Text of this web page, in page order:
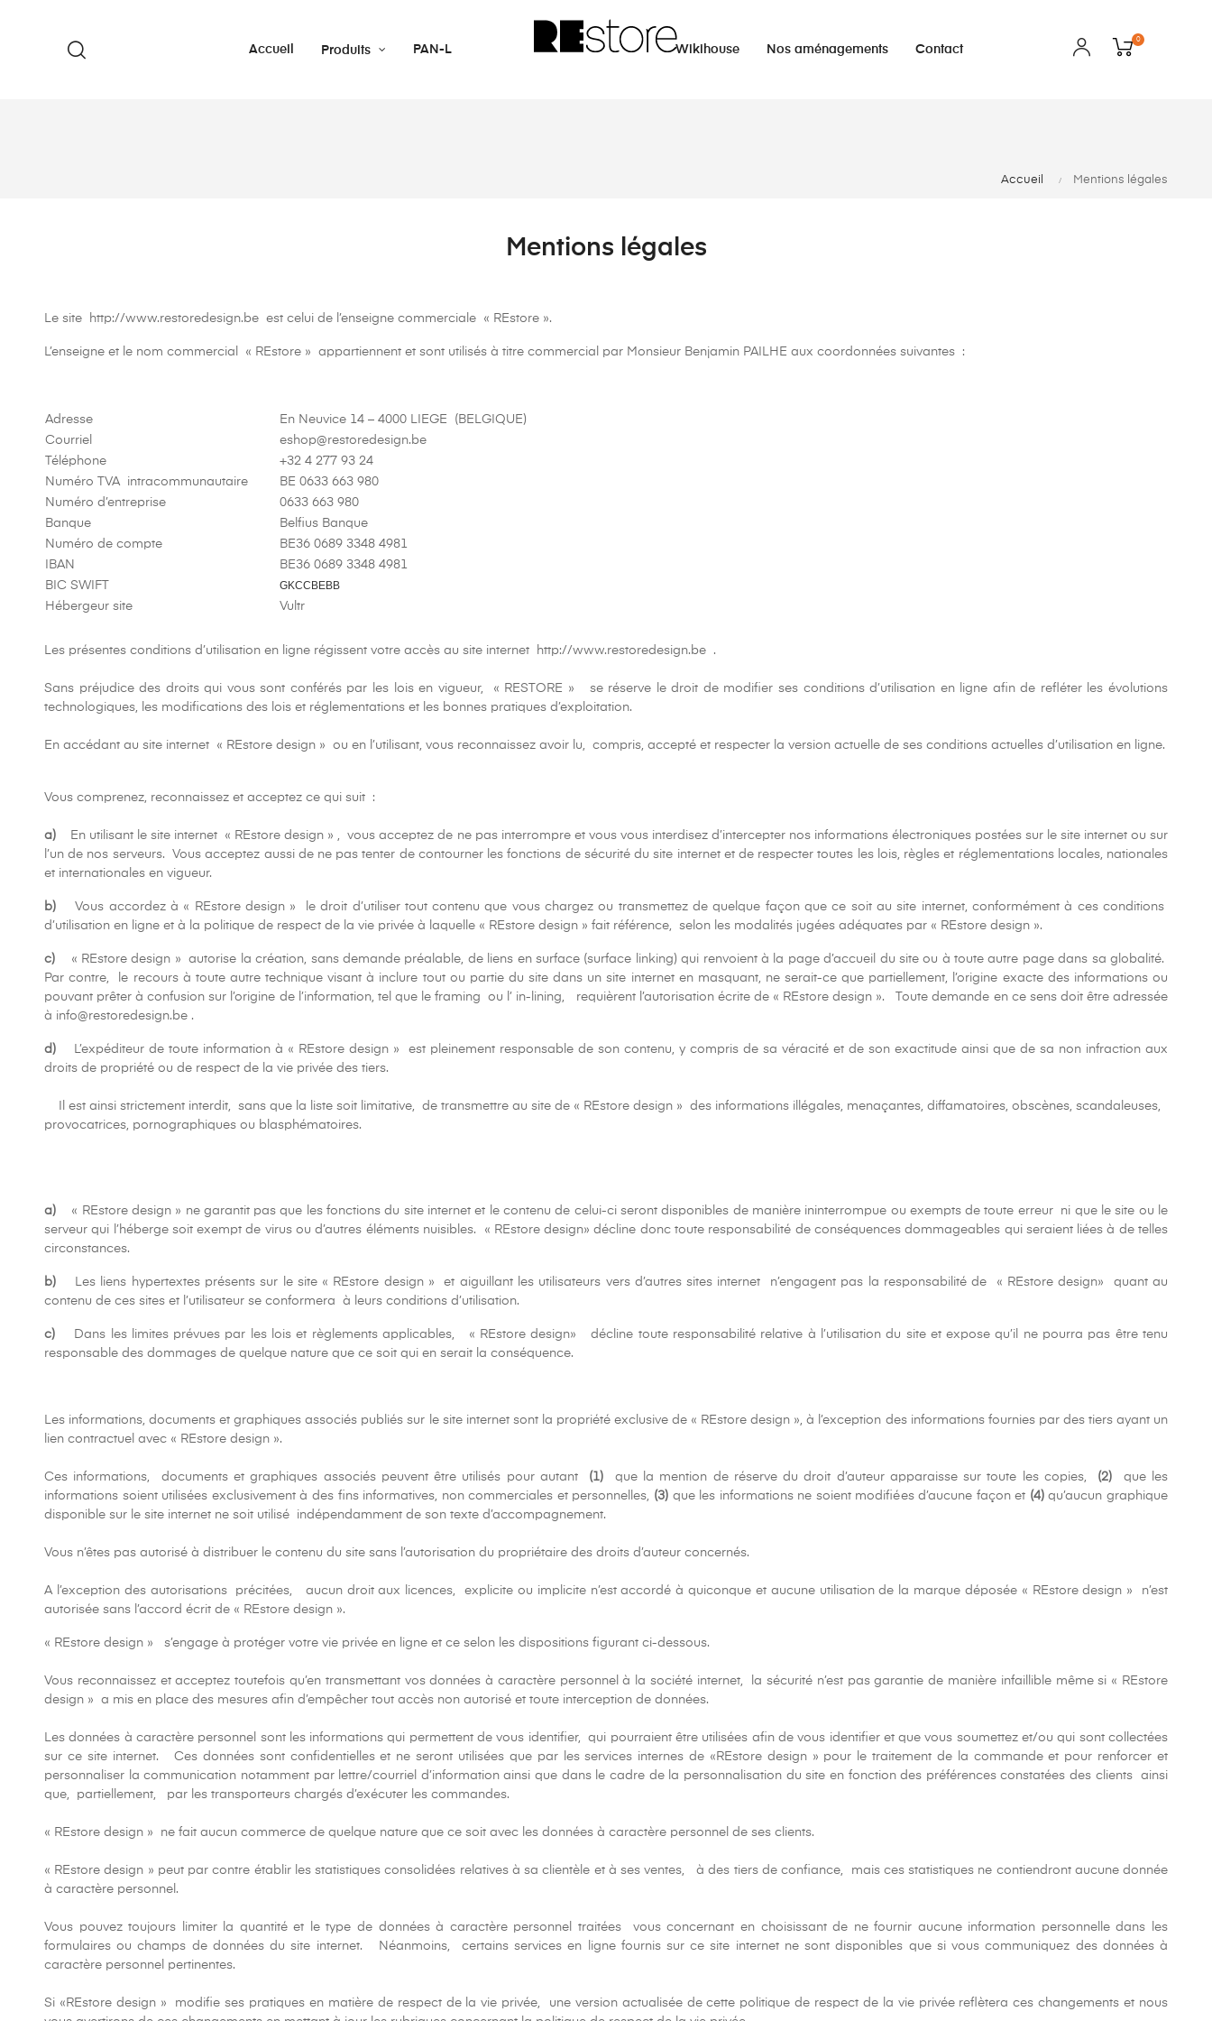
Accueil Produits PAN-L Wikihouse Nos aménagements Contact
0
Accueil Mentions légales
Mentions légales
Le site http://www.restoredesign.be est celui de l’enseigne commerciale « REstore ».
L’enseigne et le nom commercial « REstore » appartiennent et sont utilisés à titre commercial par Monsieur Benjamin PAILHE aux coordonnées suivantes :
Adresse
En Neuvice 14 – 4000 LIEGE (BELGIQUE)
Courriel
eshop@restoredesign.be
Téléphone
+32 4 277 93 24
Numéro TVA intracommunautaire
BE 0633 663 980
Numéro d’entreprise
0633 663 980
Banque
Belfius Banque
Numéro de compte
BE36 0689 3348 4981
IBAN
BE36 0689 3348 4981
BIC SWIFT
GKCCBEBB
Hébergeur site
Vultr
Les présentes conditions d’utilisation en ligne régissent votre accès au site internet http://www.restoredesign.be .
Sans préjudice des droits qui vous sont conférés par les lois en vigueur, « RESTORE » se réserve le droit de modifier ses conditions d’utilisation en ligne afin de refléter les évolutions
technologiques, les modifications des lois et réglementations et les bonnes pratiques d’exploitation.
En accédant au site internet « REstore design » ou en l’utilisant, vous reconnaissez avoir lu, compris, accepté et respecter la version actuelle de ses conditions actuelles d’utilisation en ligne.
Vous comprenez, reconnaissez et acceptez ce qui suit :
a) En utilisant le site internet « REstore design » , vous acceptez de ne pas interrompre et vous vous interdisez d’intercepter nos informations électroniques postées sur le site internet ou sur
l’un de nos serveurs. Vous acceptez aussi de ne pas tenter de contourner les fonctions de sécurité du site internet et de respecter toutes les lois, règles et réglementations locales, nationales
et internationales en vigueur.
b) Vous accordez à « REstore design » le droit d’utiliser tout contenu que vous chargez ou transmettez de quelque façon que ce soit au site internet, conformément à ces conditions
d’utilisation en ligne et à la politique de respect de la vie privée à laquelle « REstore design » fait référence, selon les modalités jugées adéquates par « REstore design ».
c) « REstore design » autorise la création, sans demande préalable, de liens en surface (surface linking) qui renvoient à la page d’accueil du site ou à toute autre page dans sa globalité.
Par contre, le recours à toute autre technique visant à inclure tout ou partie du site dans un site internet en masquant, ne serait-ce que partiellement, l’origine exacte des informations ou
pouvant prêter à confusion sur l’origine de l’information, tel que le framing ou l’ in-lining, requièrent l’autorisation écrite de « REstore design ». Toute demande en ce sens doit être adressée
à info@restoredesign.be .
d) L’expéditeur de toute information à « REstore design » est pleinement responsable de son contenu, y compris de sa véracité et de son exactitude ainsi que de sa non infraction aux
droits de propriété ou de respect de la vie privée des tiers.
Il est ainsi strictement interdit, sans que la liste soit limitative, de transmettre au site de « REstore design » des informations illégales, menaçantes, diffamatoires, obscènes, scandaleuses,
provocatrices, pornographiques ou blasphématoires.
a) « REstore design » ne garantit pas que les fonctions du site internet et le contenu de celui-ci seront disponibles de manière ininterrompue ou exempts de toute erreur ni que le site ou le
serveur qui l’héberge soit exempt de virus ou d’autres éléments nuisibles. « REstore design» décline donc toute responsabilité de conséquences dommageables qui seraient liées à de telles
circonstances.
b)
Les liens hypertextes présents sur le site « REstore design » et aiguillant les utilisateurs vers d’autres sites internet n’engagent pas la responsabilité de « REstore design» quant au
contenu de ces sites et l’utilisateur se conformera à leurs conditions d’utilisation.
c) Dans les limites prévues par les lois et règlements applicables, « REstore design» décline toute responsabilité relative à l’utilisation du site et expose qu’il ne pourra pas être tenu
responsable des dommages de quelque nature que ce soit qui en serait la conséquence.
Les informations, documents et graphiques associés publiés sur le site internet sont la propriété exclusive de « REstore design », à l’exception des informations fournies par des tiers ayant un
lien contractuel avec « REstore design ».
Ces informations, documents et graphiques associés peuvent être utilisés pour autant (1) que la mention de réserve du droit d’auteur apparaisse sur toute les copies, (2)
que les
informations soient utilisées exclusivement à des fins informatives, non commerciales et personnelles, (3) que les informations ne soient modifiées d’aucune façon et (4)qu’aucun graphique
disponible sur le site internet ne soit utilisé indépendamment de son texte d’accompagnement.
Vous n’êtes pas autorisé à distribuer le contenu du site sans l’autorisation du propriétaire des droits d’auteur concernés.
A l’exception des autorisations précitées, aucun droit aux licences, explicite ou implicite n’est accordé à quiconque et aucune utilisation de la marque déposée « REstore design » n’est
autorisée sans l’accord écrit de « REstore design ».
« REstore design » s’engage à protéger votre vie privée en ligne et ce selon les dispositions figurant ci-dessous.
Vous reconnaissez et acceptez toutefois qu’en transmettant vos données à caractère personnel à la société internet, la sécurité n’est pas garantie de manière infaillible même si « REstore
design » a mis en place des mesures afin d’empêcher tout accès non autorisé et toute interception de données.
Les données à caractère personnel sont les informations qui permettent de vous identifier, qui pourraient être utilisées afin de vous identifier et que vous soumettez et/ou qui sont collectées
sur ce site internet. Ces données sont confidentielles et ne seront utilisées que par les services internes de «REstore design » pour le traitement de la commande et pour renforcer et
personnaliser la communication notamment par lettre/courriel d’information ainsi que dans le cadre de la personnalisation du site en fonction des préférences constatées des clients ainsi
que, partiellement, par les transporteurs chargés d’exécuter les commandes.
« REstore design » ne fait aucun commerce de quelque nature que ce soit avec les données à caractère personnel de ses clients.
« REstore design » peut par contre établir les statistiques consolidées relatives à sa clientèle et à ses ventes, à des tiers de confiance, mais ces statistiques ne contiendront aucune donnée
à caractère personnel.
Vous pouvez toujours limiter la quantité et le type de données à caractère personnel traitées vous concernant en choisissant de ne fournir aucune information personnelle dans les
formulaires ou champs de données du site internet. Néanmoins, certains services en ligne fournis sur ce site internet ne sont disponibles que si vous communiquez des données à
caractère personnel pertinentes.
Si «REstore design » modifie ses pratiques en matière de respect de la vie privée, une version actualisée de cette politique de respect de la vie privée reflètera ces changements et nous